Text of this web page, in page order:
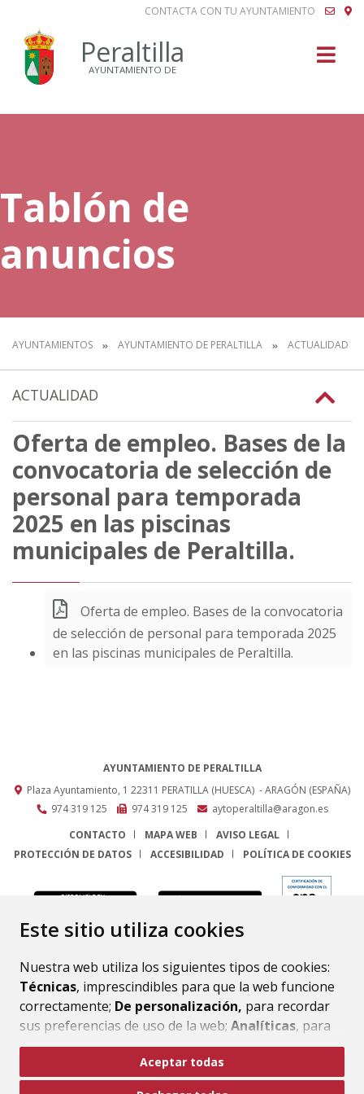
Este sitio utiliza cookies
Nuestra web utiliza los siguientes tipos de cookies:
Técnicas, imprescindibles para que la web funcione
correctamente; De personalización, para recordar
sus preferencias de uso de la web; Analíticas, para
mejorar el funcionamiento de la web y sus servicios.
Si acepta pulsando el botón“Aceptar todas”
Aceptar todas
CONTACTA CON TU AYUNTAMIENTO
Peraltilla
AYUNTAMIENTO DE
Tablón de
anuncios
AYUNTAMIENTOS AYUNTAMIENTO DE PERALTILLA ACTUALIDAD
ACTUALIDAD
Oferta de empleo. Bases de la
convocatoria de selección de
personal para temporada
2025 en las piscinas
municipales de Peraltilla.
Oferta de empleo. Bases de la convocatoria
de selección de personal para temporada 2025
en las piscinas municipales de Peraltilla.
AYUNTAMIENTO DE PERALTILLA
Plaza Ayuntamiento, 1 22311 PERATILLA (HUESCA) - ARAGÓN (ESPAÑA)
974 319 125
974 319 125
aytoperaltilla@aragon.es
CONTACTO
MAPA WEB
AVISO LEGAL
PROTECCIÓN DE DATOS
ACCESIBILIDAD POLÍTICA DE COOKIES